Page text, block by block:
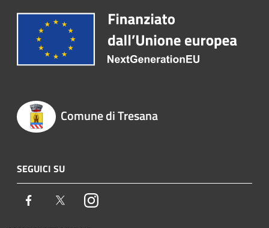
Comune di Tresana
SEGUICI SU
Facebook TwitterInstagram